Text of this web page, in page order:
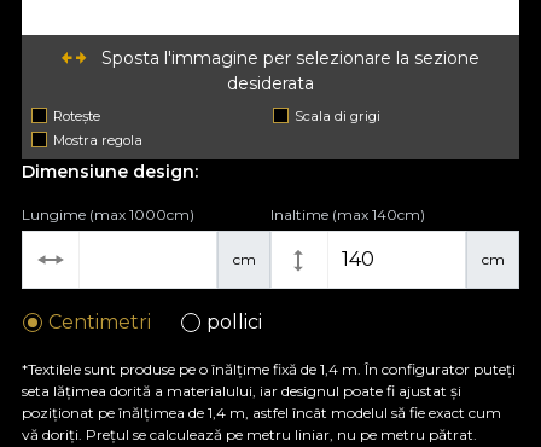
Sposta l'immagine per selezionare la sezione
desiderata
Rotește
Scala di grigi
Mostra regola
Dimensiune design:
cm
Lungime (max 1000cm)
cm
Inaltime (max 140cm)
Centimetri pollici
*Textilele sunt produse pe o înălțime fixă de 1,4 m. În configurator puteți
seta lățimea dorită a materialului, iar designul poate fi ajustat și
poziționat pe înălțimea de 1,4 m, astfel încât modelul să fie exact cum
vă doriți. Prețul se calculează pe metru liniar, nu pe metru pătrat.